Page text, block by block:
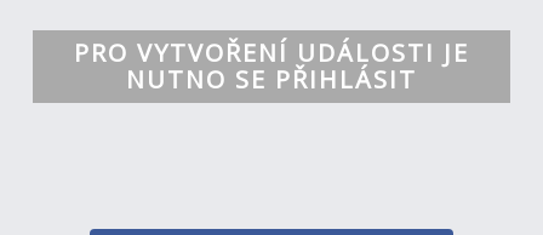
PRO VYTVOŘENÍ UDÁLOSTI JE
NUTNO SE PŘIHLÁSIT